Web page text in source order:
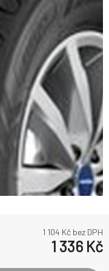
1 104 Kč bez DPH
1 336 Kč